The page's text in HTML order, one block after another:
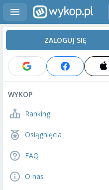
ZALOGUJ SIĘ
WYKOP
Ranking
Osiągnięcia
FAQ
O nas